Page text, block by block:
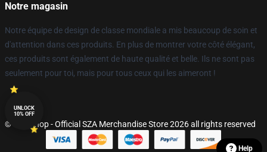
Notre magasin
Notre équipe de design de classe mondiale a mis beaucoup de soin et
d'attention dans ces produits. En plus de montrer votre côté élégant,
ces produits sont également de haute qualité et belle. Ils ne sont pas
seulement pour toi, mais pour tous ceux qui les aimeront !
© SZA Shop - Official SZA Merchandise Store 2026 all rights reserved
Help
UNLOCK
10% OFF